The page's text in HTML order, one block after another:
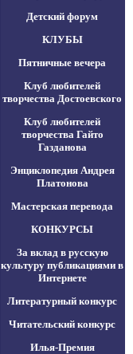
Детский форум
КЛУБЫ
Пятничные вечера
Клуб любителей
творчества Достоевского
Клуб любителей
творчества Гайто
Газданова
Энциклопедия Андрея
Платонова
Мастерская перевода
КОНКУРСЫ
За вклад в русскую
культуру публикациями в
Интернете
Литературный конкурс
Читательский конкурс
Илья-Премия